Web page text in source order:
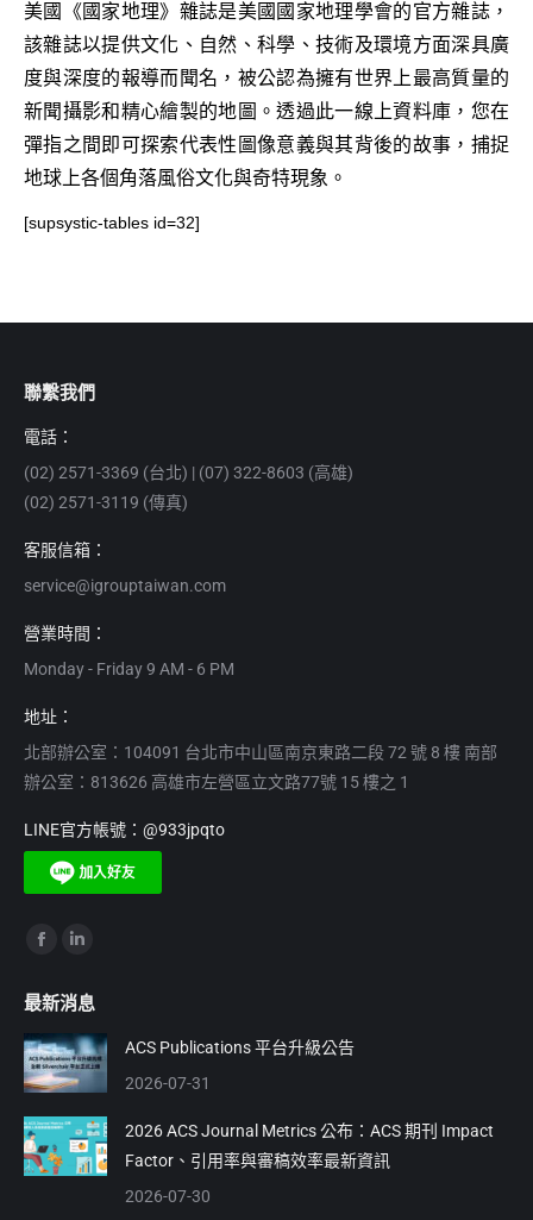
美國《國家地理》雜誌是美國國家地理學會的官方雜誌，
該雜誌以提供文化、自然、科學、技術及環境方面深具廣
度與深度的報導而聞名，被公認為擁有世界上最高質量的
新聞攝影和精心繪製的地圖。透過此一線上資料庫，您在
彈指之間即可探索代表性圖像意義與其背後的故事，捕捉
地球上各個角落風俗文化與奇特現象。
[supsystic-tables id=32]
聯繫我們
電話：
(02) 2571-3369 (台北) | (07) 322-8603 (高雄)
(02) 2571-3119 (傳真)
客服信箱：
service@igrouptaiwan.com
營業時間：
Monday - Friday 9 AM - 6 PM
地址：
北部辦公室：104091 台北市中山區南京東路二段 72 號 8 樓 南部
辦公室：813626 高雄市左營區立文路77號 15 樓之 1
LINE官方帳號：@933jpqto
Find us on:
opens
in
new
opens
in
new
最新消息
ACS Publications 平台升級公告
2026-07-31
2026 ACS Journal Metrics 公布：ACS 期刊 Impact
Factor、引用率與審稿效率最新資訊
2026-07-30